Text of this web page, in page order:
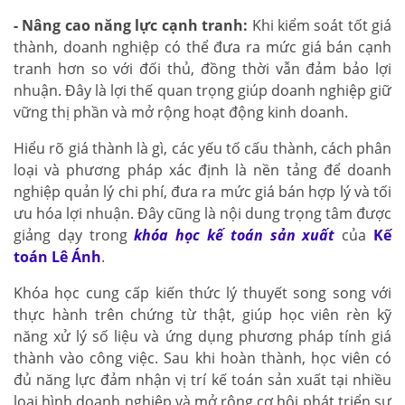
- Nâng cao năng lực cạnh tranh: Khi kiểm soát tốt giá
thành, doanh nghiệp có thể đưa ra mức giá bán cạnh
tranh hơn so với đối thủ, đồng thời vẫn đảm bảo lợi
nhuận. Đây là lợi thế quan trọng giúp doanh nghiệp giữ
vững thị phần và mở rộng hoạt động kinh doanh.
Hiểu rõ giá thành là gì, các yếu tố cấu thành, cách phân
loại và phương pháp xác định là nền tảng để doanh
nghiệp quản lý chi phí, đưa ra mức giá bán hợp lý và tối
ưu hóa lợi nhuận. Đây cũng là nội dung trọng tâm được
giảng dạy trongkhóa học kế toán sản xuất của Kế
toán Lê Ánh.
Khóa học cung cấp kiến thức lý thuyết song song với
thực hành trên chứng từ thật, giúp học viên rèn kỹ
năng xử lý số liệu và ứng dụng phương pháp tính giá
thành vào công việc. Sau khi hoàn thành, học viên có
đủ năng lực đảm nhận vị trí kế toán sản xuất tại nhiều
loại hình doanh nghiệp và mở rộng cơ hội phát triển sự